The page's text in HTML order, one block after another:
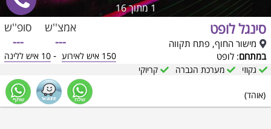
1מתוך 16
150 איש לאירוע - 10 איש ללינה
סינגל לופט
מישור החוף, פתח תקווה
במתחם: לופט
(אוהד)
אמצ''ש
---
סופ''ש
---
גקוזי מערכת הגברה קריוקי